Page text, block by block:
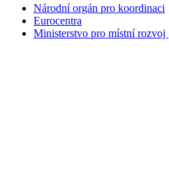
Národní orgán pro koordinaci
Eurocentra
Ministerstvo pro místní rozvoj